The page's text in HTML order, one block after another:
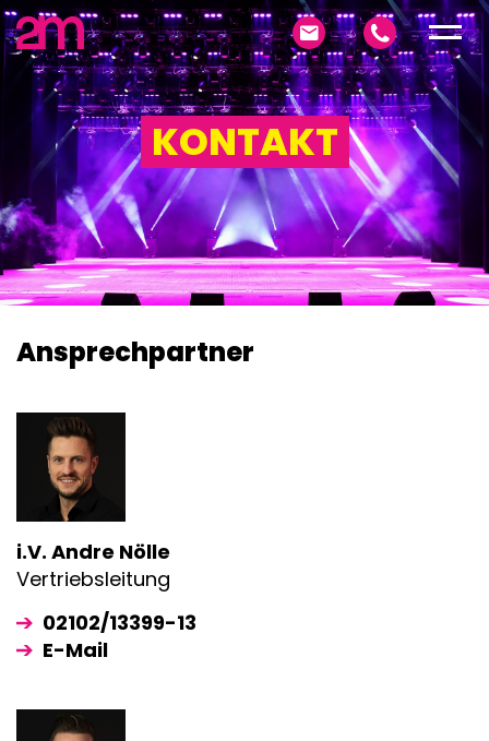
KONTAKT
Ansprech­partner
i.V. Andre Nölle
Vertriebsleitung
02102/13399-13
E-Mail